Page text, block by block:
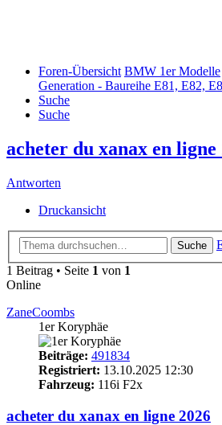
Foren-Übersicht BMW 1er Modelle
Generation - Baureihe E81, E82,
Suche
Suche
acheter du xanax en ligne
Antworten
Druckansicht
Suche
1 Beitrag • Seite 1 von 1
Online
ZaneCoombs
1er Koryphäe
Beiträge: 491834
Registriert: 13.10.2025 12:30
Fahrzeug: 116i F2x
acheter du xanax en ligne 2026